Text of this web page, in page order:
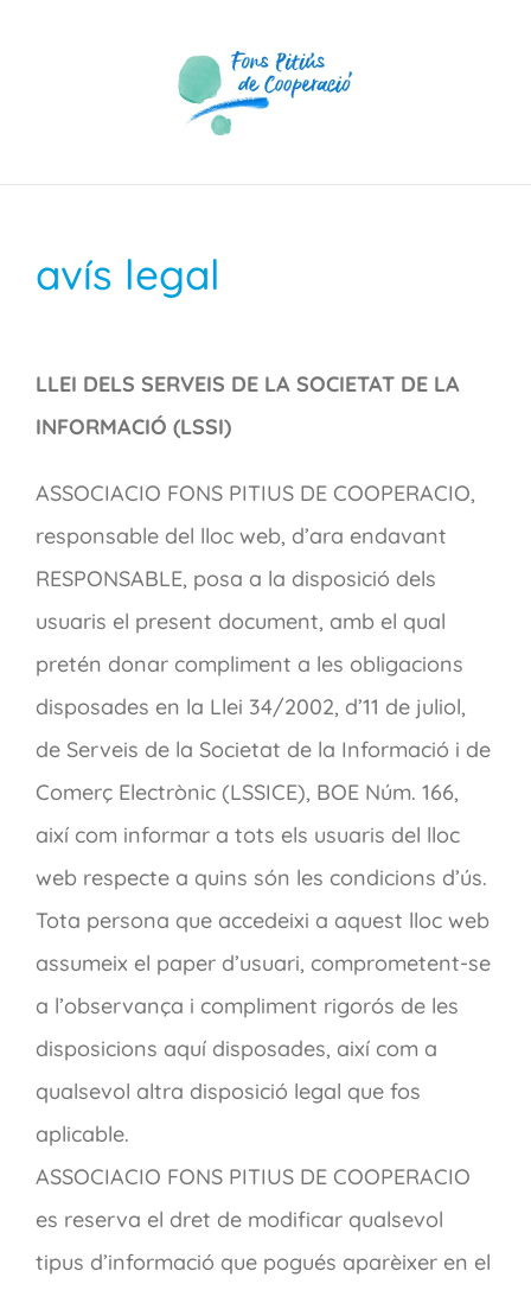
avís legal
LLEI DELS SERVEIS DE LA SOCIETAT DE LA
INFORMACIÓ (LSSI)
ASSOCIACIO FONS PITIUS DE COOPERACIO,
responsable del lloc web, d’ara endavant
RESPONSABLE, posa a la disposició dels
usuaris el present document, amb el qual
pretén donar compliment a les obligacions
disposades en la Llei 34/2002, d’11 de juliol,
de Serveis de la Societat de la Informació i de
Comerç Electrònic (LSSICE), BOE Núm. 166,
així com informar a tots els usuaris del lloc
web respecte a quins són les condicions d’ús.
Tota persona que accedeixi a aquest lloc web
assumeix el paper d’usuari, comprometent-se
a l’observança i compliment rigorós de les
disposicions aquí disposades, així com a
qualsevol altra disposició legal que fos
aplicable.
ASSOCIACIO FONS PITIUS DE COOPERACIO
es reserva el dret de modificar qualsevol
tipus d’informació que pogués aparèixer en el